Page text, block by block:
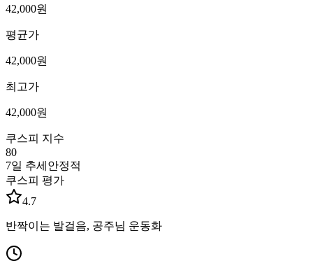
42,000원
평균가
42,000원
최고가
42,000원
쿠스피 지수
80
7일 추세 안정적
쿠스피 평가
4.7
반짝이는 발걸음, 공주님 운동화